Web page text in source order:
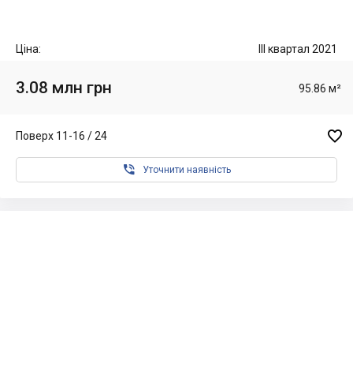
Ціна: III квартал 2021
3.08 млн грн 95.86 м²
Поверх 11-16 / 24 
 Уточнити наявність